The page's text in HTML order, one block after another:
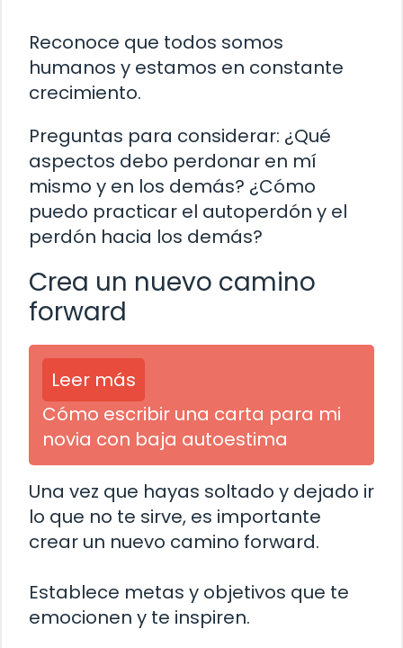
Reconoce que todos somos
humanos y estamos en constante
crecimiento.
Preguntas para considerar: ¿Qué
aspectos debo perdonar en mí
mismo y en los demás? ¿Cómo
puedo practicar el autoperdón y el
perdón hacia los demás?
Crea un nuevo camino
forward
Leer más
Cómo escribir una carta para mi
novia con baja autoestima
Una vez que hayas soltado y dejado ir
lo que no te sirve, es importante
crear un nuevo camino forward.
Establece metas y objetivos que te
emocionen y te inspiren.